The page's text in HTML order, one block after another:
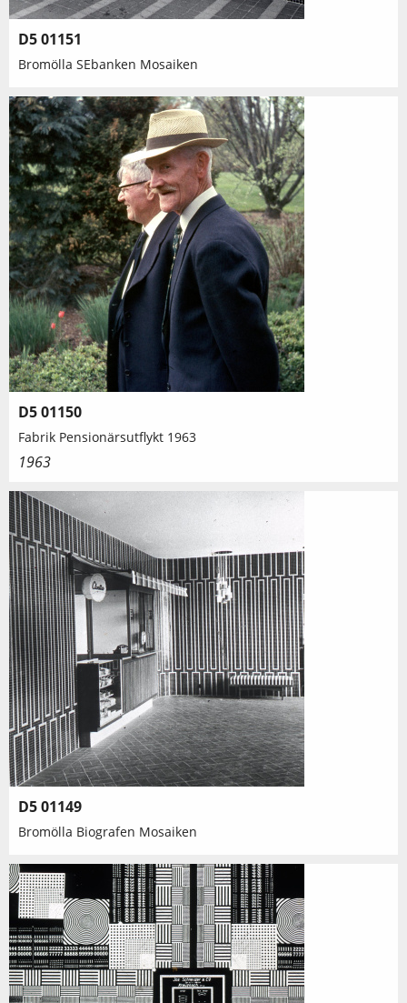
D5 01151
Bromölla SEbanken Mosaiken
D5 01150
Fabrik Pensionärsutflykt 1963
1963
D5 01149
Bromölla Biografen Mosaiken